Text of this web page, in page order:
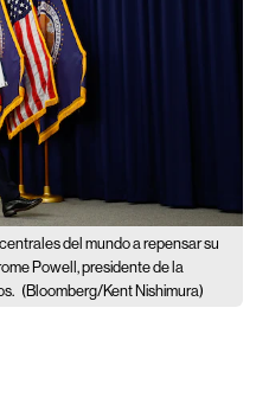
del mundo a repensar su
Powell, presidente de la
(Bloomberg/Kent Nishimura)